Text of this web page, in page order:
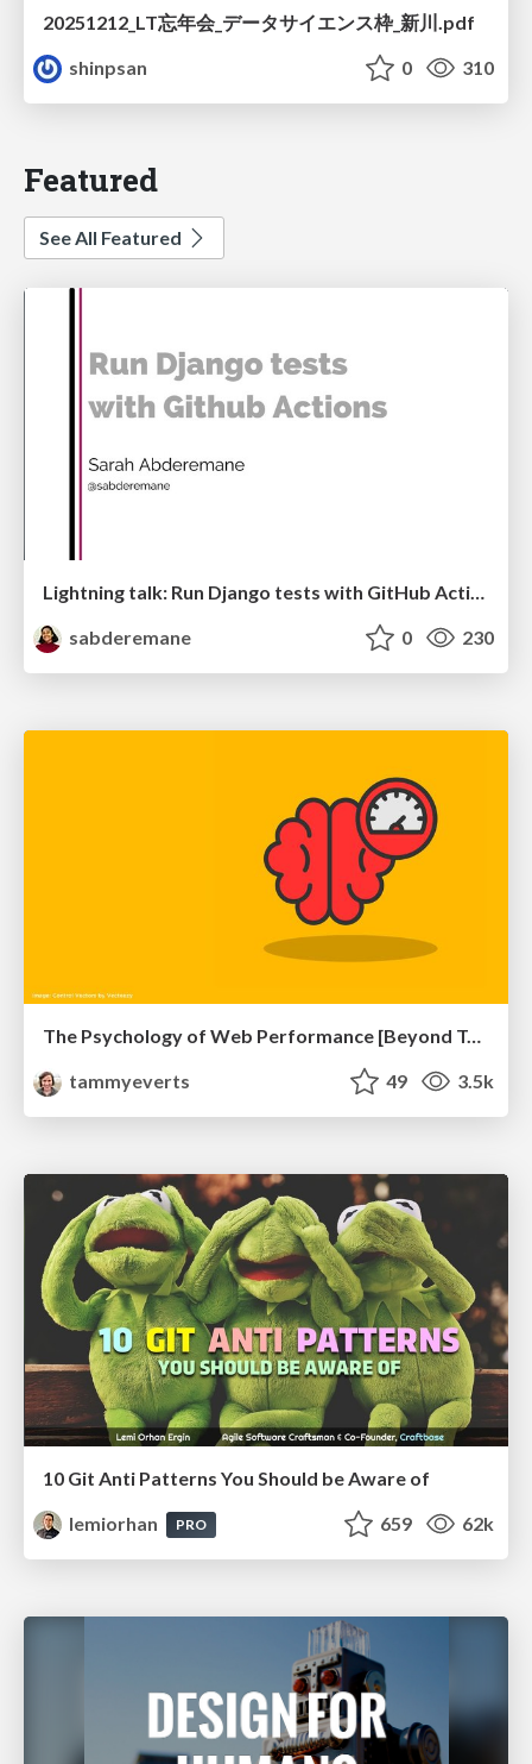
20251212_LT忘年会_データサイエンス枠_新川.pdf
shinpsan
0 310
Featured
See All Featured
Lightning talk: Run Django tests with GitHub Actions
sabderemane
0 230
The Psychology of Web Performance [Beyond Tellerrand 2023]
tammyeverts
49 3.5k
10 Git Anti Patterns You Should be Aware of
lemiorhan
PRO 659 62k